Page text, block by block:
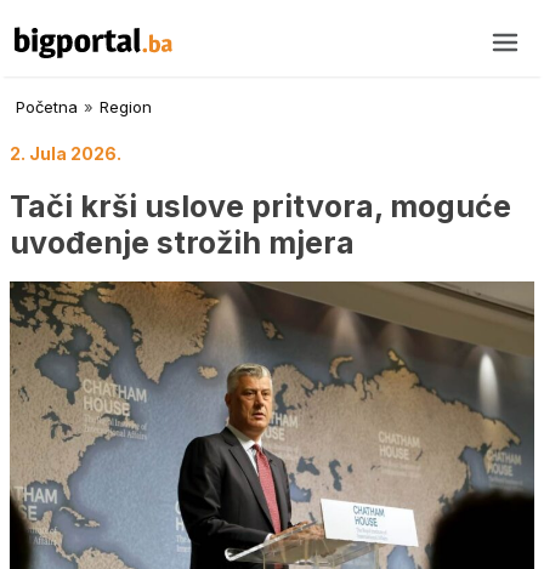
Početna » Region
2. Jula 2026.
Tači krši uslove pritvora, moguće
uvođenje strožih mjera